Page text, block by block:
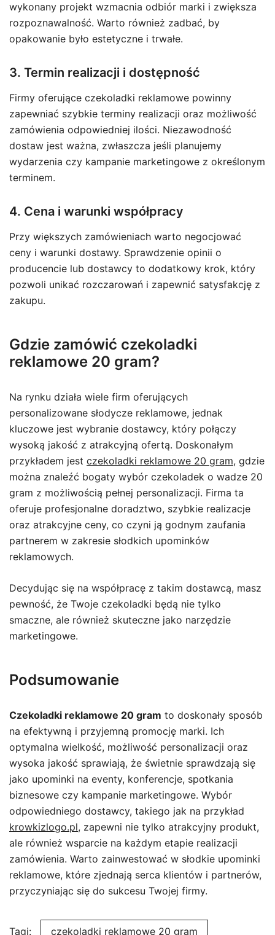
wykonany projekt wzmacnia odbiór marki i zwiększa
rozpoznawalność. Warto również zadbać, by
opakowanie było estetyczne i trwałe.
3. Termin realizacji i dostępność
Firmy oferujące czekoladki reklamowe powinny
zapewniać szybkie terminy realizacji oraz możliwość
zamówienia odpowiedniej ilości. Niezawodność
dostaw jest ważna, zwłaszcza jeśli planujemy
wydarzenia czy kampanie marketingowe z określonym
terminem.
4. Cena i warunki współpracy
Przy większych zamówieniach warto negocjować
ceny i warunki dostawy. Sprawdzenie opinii o
producencie lub dostawcy to dodatkowy krok, który
pozwoli unikać rozczarowań i zapewnić satysfakcję z
zakupu.
Gdzie zamówić czekoladki
reklamowe 20 gram?
Na rynku działa wiele firm oferujących
personalizowane słodycze reklamowe, jednak
kluczowe jest wybranie dostawcy, który połączy
wysoką jakość z atrakcyjną ofertą. Doskonałym
przykładem jest czekoladki reklamowe 20 gram, gdzie
można znaleźć bogaty wybór czekoladek o wadze 20
gram z możliwością pełnej personalizacji. Firma ta
oferuje profesjonalne doradztwo, szybkie realizacje
oraz atrakcyjne ceny, co czyni ją godnym zaufania
partnerem w zakresie słodkich upominków
reklamowych.
Decydując się na współpracę z takim dostawcą, masz
pewność, że Twoje czekoladki będą nie tylko
smaczne, ale również skuteczne jako narzędzie
marketingowe.
Podsumowanie
Czekoladki reklamowe 20 gram to doskonały sposób
na efektywną i przyjemną promocję marki. Ich
optymalna wielkość, możliwość personalizacji oraz
wysoka jakość sprawiają, że świetnie sprawdzają się
jako upominki na eventy, konferencje, spotkania
biznesowe czy kampanie marketingowe. Wybór
odpowiedniego dostawcy, takiego jak na przykład
krowkizlogo.pl, zapewni nie tylko atrakcyjny produkt,
ale również wsparcie na każdym etapie realizacji
zamówienia. Warto zainwestować w słodkie upominki
reklamowe, które zjednają serca klientów i partnerów,
przyczyniając się do sukcesu Twojej firmy.
Tagi: czekoladki reklamowe 20 gram